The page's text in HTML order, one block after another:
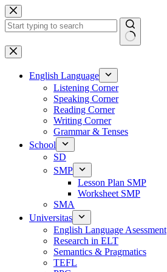
Skip
to
content
No
results
English Language
Listening Corner
Speaking Corner
Reading Corner
Writing Corner
Grammar & Tenses
School
SD
SMP
Lesson Plan SMP
Worksheet SMP
SMA
Universitas
English Language Asessment
Research in ELT
Semantics & Pragmatics
TEFL